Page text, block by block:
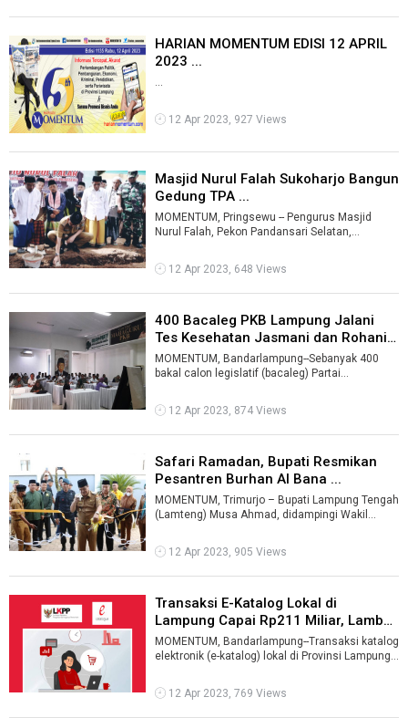
HARIAN MOMENTUM EDISI 12 APRIL
2023 ...
...
12 Apr 2023, 927 Views
Masjid Nurul Falah Sukoharjo Bangun
Gedung TPA ...
MOMENTUM, Pringsewu -- Pengurus Masjid
Nurul Falah, Pekon Pandansari Selatan,
memban ...
12 Apr 2023, 648 Views
400 Bacaleg PKB Lampung Jalani
Tes Kesehatan Jasmani dan Rohani
...
MOMENTUM, Bandarlampung--Sebanyak 400
bakal calon legislatif (bacaleg) Partai
kesehata ...
12 Apr 2023, 874 Views
Safari Ramadan, Bupati Resmikan
Pesantren Burhan Al Bana ...
MOMENTUM, Trimurjo – Bupati Lampung Tengah
(Lamteng) Musa Ahmad, didampingi Wakil
12 Apr 2023, 905 Views
Transaksi E-Katalog Lokal di
Lampung Capai Rp211 Miliar, Lambar
T ...
MOMENTUM, Bandarlampung--Transaksi katalog
elektronik (e-katalog) lokal di Provinsi Lampung
12 Apr 2023, 769 Views